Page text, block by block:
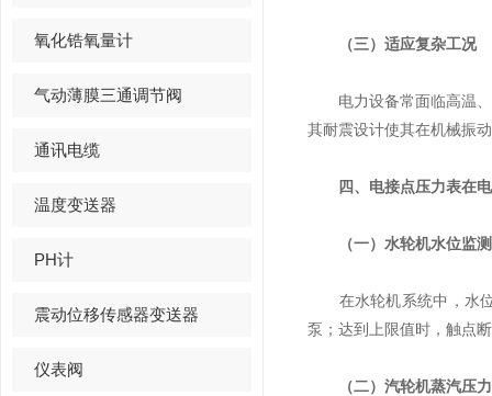
氧化锆氧量计
气动薄膜三通调节阀
通讯电缆
温度变送器
PH计
震动位移传感器变送器
仪表阀
（三）适应复杂工况
电力设备常面临高温、
其耐震设计使其在机械振
四、电接点压力表在
（一）水轮机水位监测
在水轮机系统中，水位
泵；达到上限值时，触点
（二）汽轮机蒸汽压